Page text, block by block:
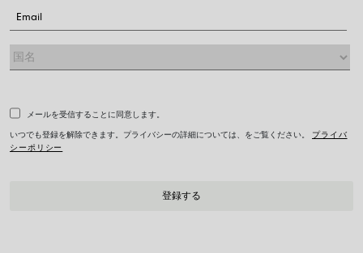
メールを受信することに同意します。
いつでも登録を解除できます。プライバシーの詳細については、をご覧ください。 プライバ
シーポリシー